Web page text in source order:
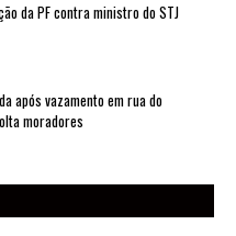
da PF contra ministro do STJ
após vazamento em rua do
moradores